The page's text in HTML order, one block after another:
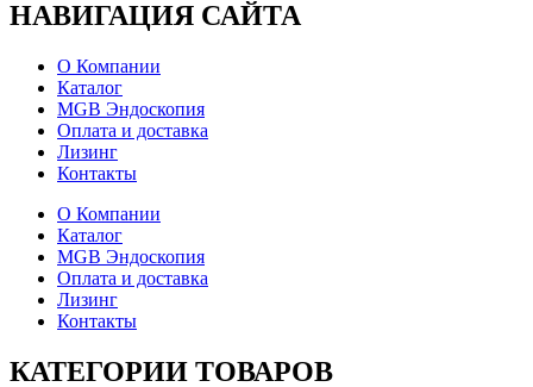
НАВИГАЦИЯ САЙТА
О Компании
Каталог
MGB Эндоскопия
Оплата и доставка
Лизинг
Контакты
О Компании
Каталог
MGB Эндоскопия
Оплата и доставка
Лизинг
Контакты
КАТЕГОРИИ ТОВАРОВ